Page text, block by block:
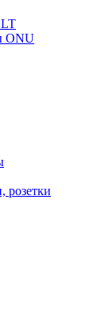
ONU
розетки